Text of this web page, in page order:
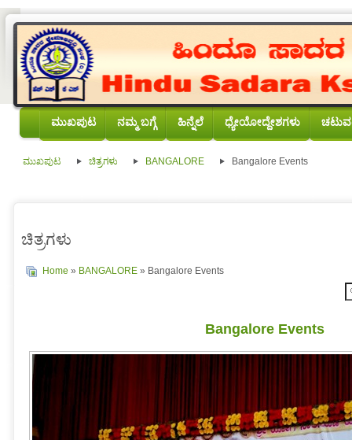
ಮುಖಪುಟ ನಮ್ಮ ಬಗ್ಗೆ ಹಿನ್ನೆಲೆ ಧ್ಯೇಯೋದ್ದೇಶಗಳು
ಮುಖಪುಟ ಚಿತ್ರಗಳು BANGALORE Bangalore Events
ಚಿತ್ರಗಳು
Home » BANGALORE » Bangalore Events
Bangalore Events